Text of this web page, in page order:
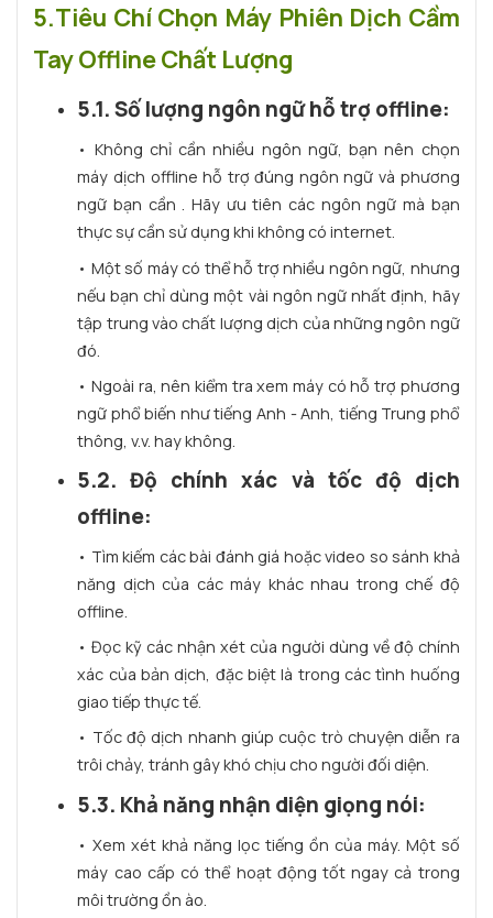
5.Tiêu Chí Chọn Máy Phiên Dịch Cầm
Tay Offline Chất Lượng
5.1. Số lượng ngôn ngữ hỗ trợ offline:
• Không chỉ cần nhiều ngôn ngữ, bạn nên chọn
máy dịch offline hỗ trợ đúng ngôn ngữ và phương
ngữ bạn cần . Hãy ưu tiên các ngôn ngữ mà bạn
thực sự cần sử dụng khi không có internet.
• Một số máy có thể hỗ trợ nhiều ngôn ngữ, nhưng
nếu bạn chỉ dùng một vài ngôn ngữ nhất định, hãy
tập trung vào chất lượng dịch của những ngôn ngữ
đó.
• Ngoài ra, nên kiểm tra xem máy có hỗ trợ phương
ngữ phổ biến như tiếng Anh - Anh, tiếng Trung phổ
thông, v.v. hay không.
5.2. Độ chính xác và tốc độ dịch
offline:
• Tìm kiếm các bài đánh giá hoặc video so sánh khả
năng dịch của các máy khác nhau trong chế độ
offline.
• Đọc kỹ các nhận xét của người dùng về độ chính
xác của bản dịch, đặc biệt là trong các tình huống
giao tiếp thực tế.
• Tốc độ dịch nhanh giúp cuộc trò chuyện diễn ra
trôi chảy, tránh gây khó chịu cho người đối diện.
5.3. Khả năng nhận diện giọng nói:
• Xem xét khả năng lọc tiếng ồn của máy. Một số
máy cao cấp có thể hoạt động tốt ngay cả trong
môi trường ồn ào.